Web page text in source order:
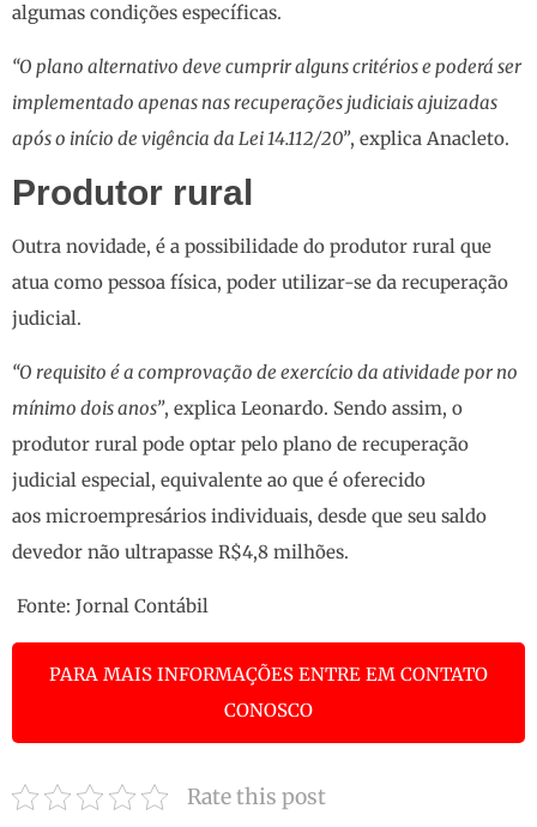
algumas condições específicas.
“O plano alternativo deve cumprir alguns critérios e poderá ser
implementado apenas nas recuperações judiciais ajuizadas
após o início de vigência da Lei 14.112/20”, explica Anacleto.
Produtor rural
Outra novidade, é a possibilidade do produtor rural que
atua como pessoa física, poder utilizar-se da recuperação
judicial.
“O requisito é a comprovação de exercício da atividade por no
mínimo dois anos”, explica Leonardo. Sendo assim, o
produtor rural pode optar pelo plano de recuperação
judicial especial, equivalente ao que é oferecido
aos microempresários individuais, desde que seu saldo
devedor não ultrapasse R$4,8 milhões.
Fonte: Jornal Contábil
PARA MAIS INFORMAÇÕES ENTRE EM CONTATO
CONOSCO
Rate this post